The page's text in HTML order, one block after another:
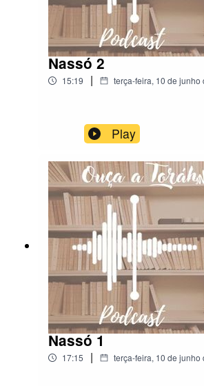
Nassó 2
15:19 | terça-feira, 10 de junho
Play
Nassó 1
17:15 | terça-feira, 10 de junho